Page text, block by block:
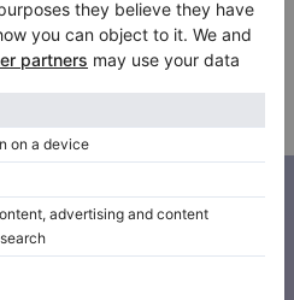
Prezzo di vendita:
$1,154.97
newsletter
le novità di Klaviano